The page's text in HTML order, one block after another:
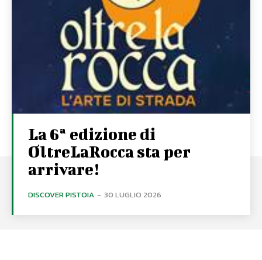
La 6ª edizione di
OltreLaRocca sta per
arrivare!
DISCOVER PISTOIA - 30 LUGLIO 2026